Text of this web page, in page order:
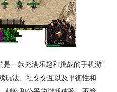
一款充满乐趣和挑战的手机游
玩法、社交交互以及平衡性和